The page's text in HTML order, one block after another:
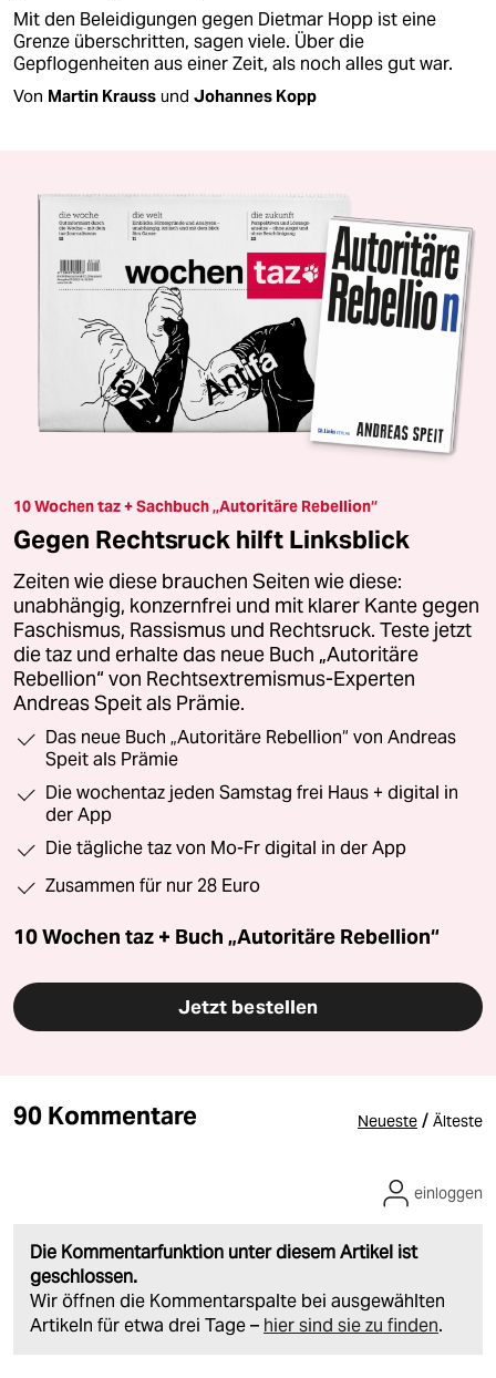
Mit den Beleidigungen gegen Dietmar Hopp ist eine
Grenze überschritten, sagen viele. Über die
Gepflogenheiten aus einer Zeit, als noch alles gut war.
Von Martin Krauss und Johannes Kopp
10 Wochen taz + Sachbuch „Autoritäre Rebellion“
Gegen Rechtsruck hilft Linksblick
Zeiten wie diese brauchen Seiten wie diese:
unabhängig, konzernfrei und mit klarer Kante gegen
Faschismus, Rassismus und Rechtsruck. Teste jetzt
die taz und erhalte das neue Buch „Autoritäre
Rebellion“ von Rechtsextremismus-Experten
Andreas Speit als Prämie.
Das neue Buch „Autoritäre Rebellion“ von Andreas
Speit als Prämie
Die wochentaz jeden Samstag frei Haus + digital in
der App
Die tägliche taz von Mo-Fr digital in der App
Zusammen für nur 28 Euro
10 Wochen taz + Buch „Autoritäre Rebellion“
Jetzt bestellen
90 Kommentare Neueste / Älteste
Die Kommentarfunktion unter diesem Artikel ist
geschlossen.
Wir öffnen die Kommentarspalte bei ausgewählten
Artikeln für etwa drei Tage – hier sind sie zu finden.
einloggen